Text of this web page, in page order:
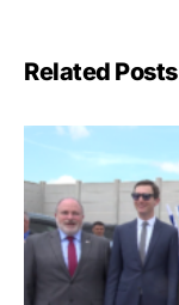
Related Posts